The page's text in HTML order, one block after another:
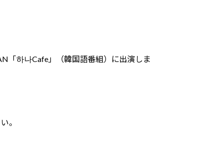
「하나Cafe」（韓国語番組）に出演しま
。